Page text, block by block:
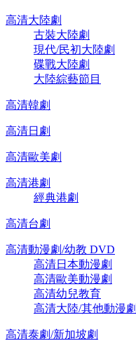
高清大陸劇
古裝大陸劇
現代/民初大陸劇
碟戰大陸劇
大陸綜藝節目
高清韓劇
高清日劇
高清歐美劇
高清港劇
經典港劇
高清台劇
高清動漫劇/幼教 DVD
高清日本動漫劇
高清歐美動漫劇
高清幼兒教育
高清大陸/其他動漫劇
高清泰劇/新加坡劇